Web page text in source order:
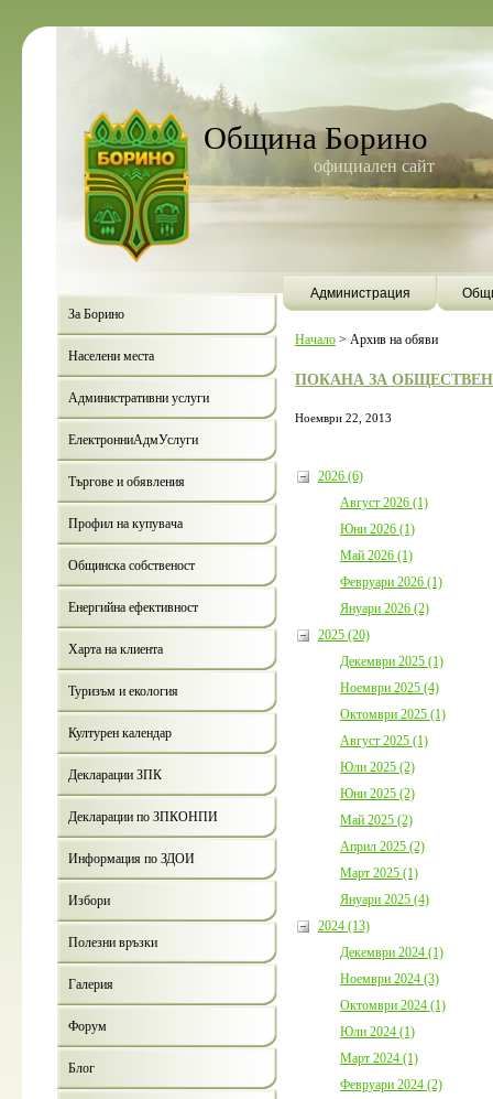
Община Борино
официален сайт
Администрация
За Борино
Населени места
Административни услуги
ЕлектронниАдмУслуги
Търгове и обявления
Профил на купувача
Общинска собственост
Енергийна ефективност
Харта на клиента
Туризъм и екология
Културен календар
Декларации ЗПК
Декларации по ЗПКОНПИ
Информация по ЗДОИ
Избори
Полезни връзки
Галерия
Форум
Блог
Начало > Архив на обяви
ПОКАНА ЗА
Ноември 22, 2013
2026 (6)
Август 2026 (1)
Юни 2026 (1)
Май 2026 (1)
Февруари 2026 (1)
Януари 2026 (2)
2025 (20)
Декември 2025 (1)
Ноември 2025 (4)
Октомври 2025 (1)
Август 2025 (1)
Юли 2025 (2)
Юни 2025 (2)
Май 2025 (2)
Април 2025 (2)
Март 2025 (1)
Януари 2025 (4)
2024 (13)
Декември 2024 (1)
Ноември 2024 (3)
Октомври 2024 (1)
Юли 2024 (1)
Март 2024 (1)
Февруари 2024 (2)